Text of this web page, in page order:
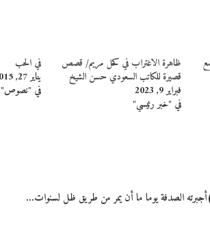
ظاهرة الاغتراب في كحل مريم/ قصص
قصيرة للكاتب السعودي حسن الشيخ
فبراير 9, 2023
في "خبر رئيسي"
في الحب
يناير 27, 2015
في "نصوص"
الصدفة يوما ما أن يمر من طريق ظل لسنوات…